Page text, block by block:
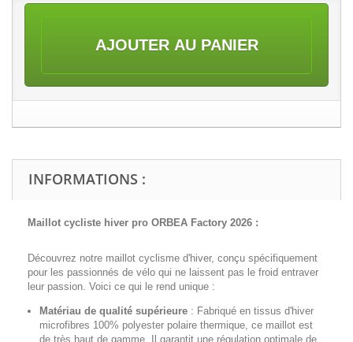
AJOUTER AU PANIER
INFORMATIONS :
Maillot cycliste hiver pro ORBEA Factory 2026 :
Découvrez notre maillot cyclisme d'hiver, conçu spécifiquement
pour les passionnés de vélo qui ne laissent pas le froid entraver
leur passion. Voici ce qui le rend unique :
Matériau de qualité supérieure : Fabriqué en tissus d'hiver
microfibres 100% polyester polaire thermique, ce maillot est
de très haut de gamme. Il garantit une régulation optimale de